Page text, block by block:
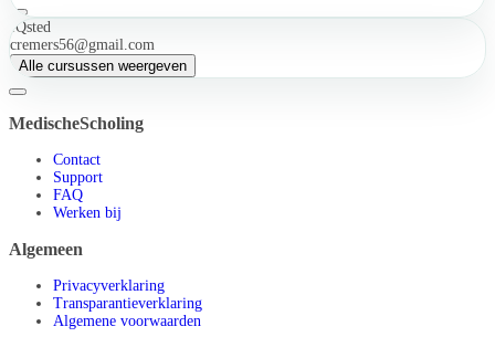
IQsted
cremers56@gmail.com
Alle cursussen weergeven
MedischeScholing
Contact
Support
FAQ
Werken bij
Algemeen
Privacyverklaring
Transparantieverklaring
Algemene voorwaarden